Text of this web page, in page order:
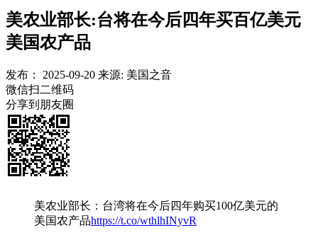
美农业部长:台将在今后四年买百亿美元
美国农产品
发布： 2025-09-20 来源: 美国之音
微信扫二维码
分享到朋友圈
美农业部长：台湾将在今后四年购买100亿美元的
美国农产品https://t.co/wthlhINyvR